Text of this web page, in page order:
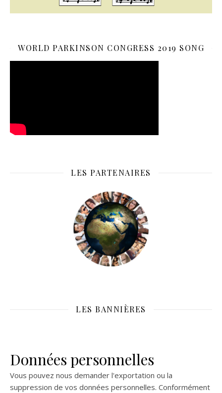
WORLD PARKINSON CONGRESS 2019 SONG
LES PARTENAIRES
LES BANNIÈRES
Données personnelles
Vous pouvez nous demander l'exportation ou la
suppression de vos données personnelles. Conformément